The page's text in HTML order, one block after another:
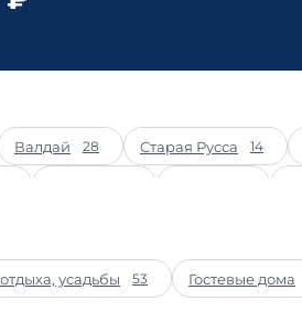
Валдай 28 Старая Русса 14
усадьбы 53 Гостевые дома